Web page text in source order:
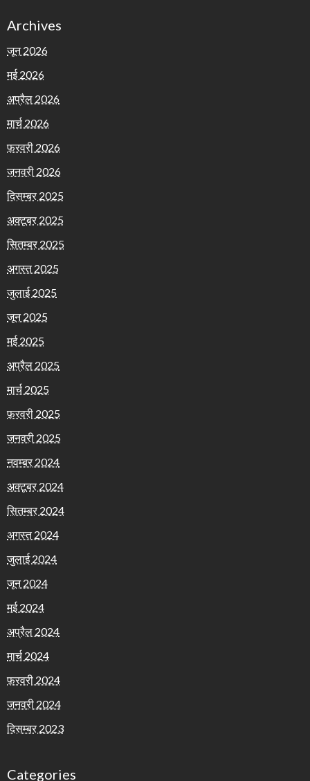
Archives
जून 2026
मई 2026
अप्रैल 2026
मार्च 2026
फ़रवरी 2026
जनवरी 2026
दिसम्बर 2025
अक्टूबर 2025
सितम्बर 2025
अगस्त 2025
जुलाई 2025
जून 2025
मई 2025
अप्रैल 2025
मार्च 2025
फ़रवरी 2025
जनवरी 2025
नवम्बर 2024
अक्टूबर 2024
सितम्बर 2024
अगस्त 2024
जुलाई 2024
जून 2024
मई 2024
अप्रैल 2024
मार्च 2024
फ़रवरी 2024
जनवरी 2024
दिसम्बर 2023
Categories